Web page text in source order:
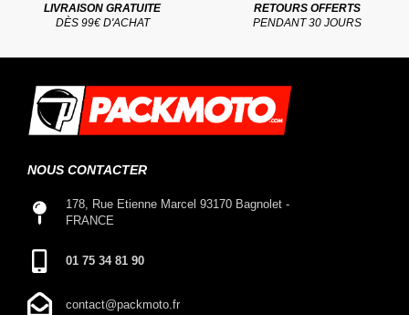
LIVRAISON GRATUITE
DÈS 99€ D'ACHAT
RETOURS OFFERTS
PENDANT 30 JOURS
NOUS CONTACTER
178, Rue Etienne Marcel 93170 Bagnolet -
FRANCE
01 75 34 81 90
contact@packmoto.fr